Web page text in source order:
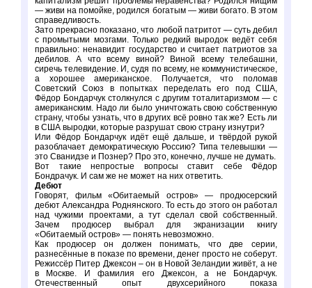
— живи на помойке, родился богатым — живи богато. В этом
справедливость.
Зато прекрасно показано, что любой патритот — суть дебил
с промытыми мозгами. Только редкий выродок ведёт себя
правильно: ненавидит государство и считает патриотов за
дебилов. А что всему виной? Виной всему телебашни,
сиречь телевидение. И, судя по всему, не коммунистическое,
а хорошее американское. Получается, что поломав
Советский Союз в попытках переделать его под США,
Фёдор Бондарчук столкнулся с другим тоталитаризмом — с
американским. Надо ли было уничтожать свою собственную
страну, чтобы узнать, что в других всё ровно так же? Есть ли
в США выродки, которые разрушат свою страну изнутри?
Или Фёдор Бондарчук идёт ещё дальше, и твёрдой рукой
разоблачает демократическую Россию? Типа телевышки —
это Сванидзе и Познер? Про это, конечно, лучше не думать.
Вот такие непростые вопросы ставит себе Фёдор
Бондрачук. И сам же не может на них ответить.
Дебют
Говорят, фильм «Обитаемый остров» — продюсерский
дебют Александра Роднянского. То есть до этого он работал
над чужими проектами, а тут сделал свой собственный.
Зачем продюсер выбрал для экранизации книгу
«Обитаемый остров» — понять невозможно.
Как продюсер он должен понимать, что две серии,
разнесённые в показе по времени, денег просто не соберут.
Режиссёр Питер Джексон – он в Новой Зеландии живёт, а не
в Москве. И фамилия его Джексон, а не Бондарчук.
Отечественный опыт двухсерийного показа